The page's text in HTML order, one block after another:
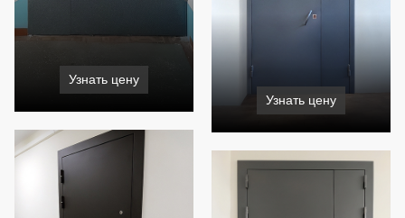
Узнать цену
Узнать цену